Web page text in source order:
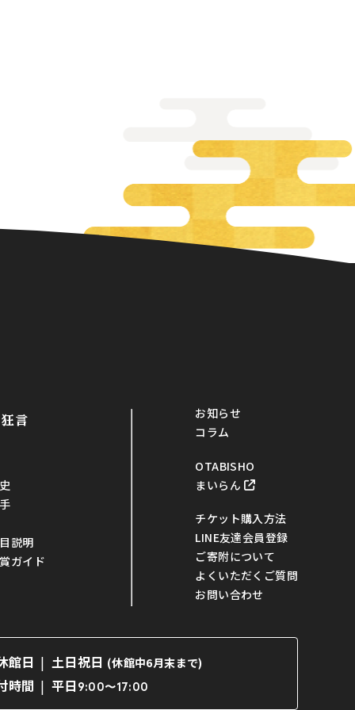
狂言
説明
ガイド
お知らせ
コラム
OTABISHO
まいらん
チケット購入方法
LINE友達会員登録
ご寄附について
よくいただくご質問
お問い合わせ
館日 土日祝日 (休館中6月末まで)
時間 平日 9:00〜17:00